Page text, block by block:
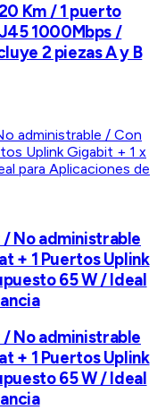
Km / 1 puerto
1000Mbps /
2 piezas A y B
No administrable
+ 1 Puertos Uplink
65 W / Ideal
No administrable
+ 1 Puertos Uplink
65 W / Ideal